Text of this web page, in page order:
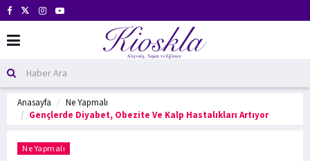
Anasayfa
Ne Yapmalı
Gençlerde Diyabet, Obezite Ve Kalp Hastalıkları Artıyor
Ne Yapmalı